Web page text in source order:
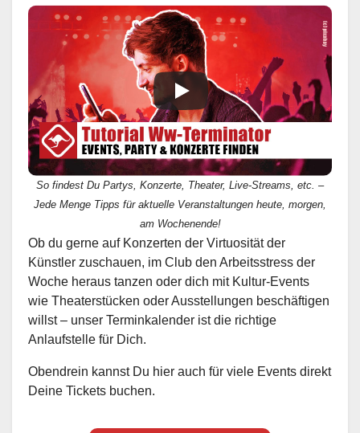
So findest Du Partys, Konzerte, Theater, Live-Streams, etc. –
Jede Menge Tipps für aktuelle Veranstaltungen heute, morgen,
am Wochenende!
Ob du gerne auf Konzerten der Virtuosität der
Künstler zuschauen, im Club den Arbeitsstress der
Woche heraus tanzen oder dich mit Kultur-Events
wie Theaterstücken oder Ausstellungen beschäftigen
willst – unser Terminkalender ist die richtige
Anlaufstelle für Dich.
Obendrein kannst Du hier auch für viele Events direkt
Deine Tickets buchen.